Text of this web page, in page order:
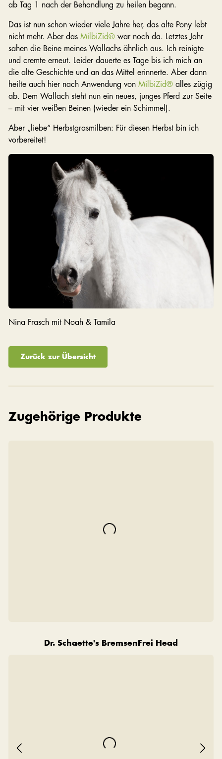
ab Tag 1 nach der Behandlung zu heilen begann.
Das ist nun schon wieder viele Jahre her, das alte Pony lebt
nicht mehr. Aber das MilbiZid®war noch da. Letztes Jahr
sahen die Beine meines Wallachs ähnlich aus. Ich reinigte
und cremte erneut. Leider dauerte es Tage bis ich mich an
die alte Geschichte und an das Mittel erinnerte. Aber dann
heilte auch hier nach Anwendung von MilbiZid®alles zügig
ab. Dem Wallach steht nun ein neues, junges Pferd zur Seite
– mit vier weißen Beinen (wieder ein Schimmel).
Aber „liebe“ Herbstgrasmilben: Für diesen Herbst bin ich
vorbereitet!
Nina Frasch mit Noah & Tamila
Zurück zur Übersicht
Zugehörige Produkte
Dr. Schaette's BremsenFrei Head